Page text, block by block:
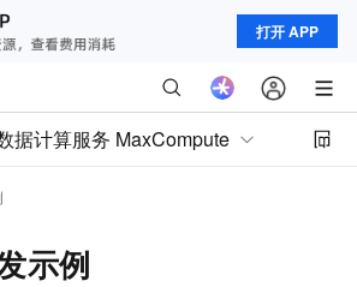
打开 APP
据计算服务 MaxCompute
示例